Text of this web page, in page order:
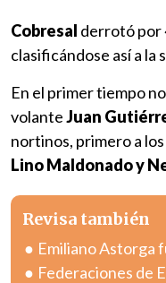
Cobresal derrotó por
clasificándose así a la
En el primer tiempo
volanteJuan
nortinos, primero a
Lino Maldonado y
Revisa también
Emiliano Astorga
Federaciones de